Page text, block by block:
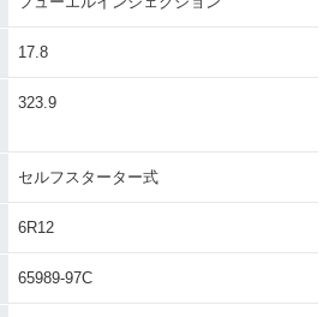
17.8
323.9
セルフスターター式
6R12
65989-97C